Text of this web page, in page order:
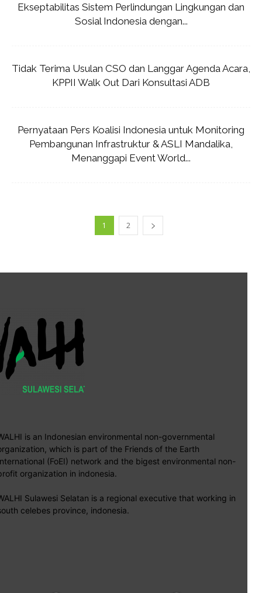
Ekseptabilitas Sistem Perlindungan Lingkungan dan
Sosial Indonesia dengan...
Tidak Terima Usulan CSO dan Langgar Agenda Acara,
KPPII Walk Out Dari Konsultasi ADB
Pernyataan Pers Koalisi Indonesia untuk Monitoring
Pembangunan Infrastruktur & ASLI Mandalika,
Menanggapi Event World...
1 2
is an Indonesian environmental non-governmental
which is part of the Friends of the Earth
(FoEI) network and the bigest environmental non-
organization in indonesia.
Sulawesi Selatan is a regional executive that working in
celebes province, indonesia.